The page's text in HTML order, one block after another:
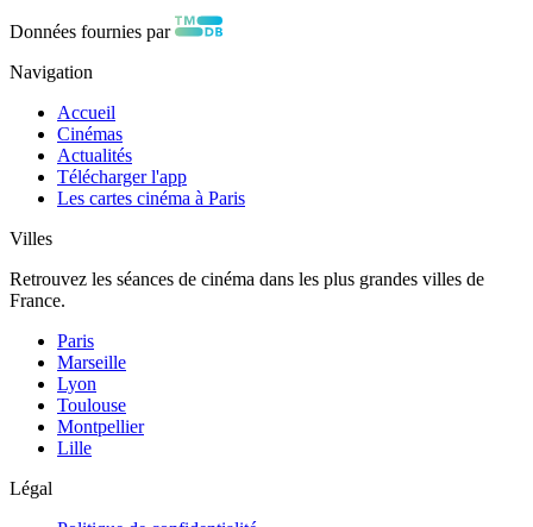
Données fournies par
Navigation
Accueil
Cinémas
Actualités
Télécharger l'app
Les cartes cinéma à Paris
Villes
Retrouvez les séances de cinéma dans les plus grandes villes de
France.
Paris
Marseille
Lyon
Toulouse
Montpellier
Lille
Légal